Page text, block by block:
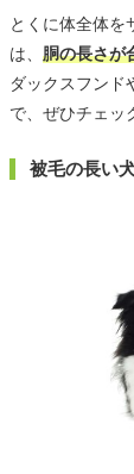
とくに体全体を
は、 胴の長さが
ダックスフンド
で、ぜひチェッ
被毛の長い